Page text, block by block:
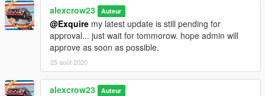
alexcrow23 Auteur
@Exquire my latest update is still pending for
approval... just wait for tommorow. hope admin will
approve as soon as possible.
25 août 2020
alexcrow23 Auteur